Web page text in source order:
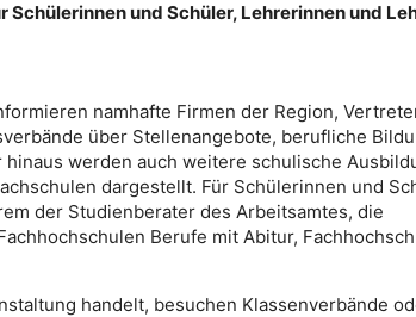
Schülerinnen und Schüler, Lehrerinnen und
namhafte Firmen der Region,
über Stellenangebote, berufliche
werden auch weitere schulische
dargestellt. Für Schülerinnen und
der Studienberater des Arbeitsamtes, die
Berufe mit Abitur,
handelt, besuchen Klassenverbände